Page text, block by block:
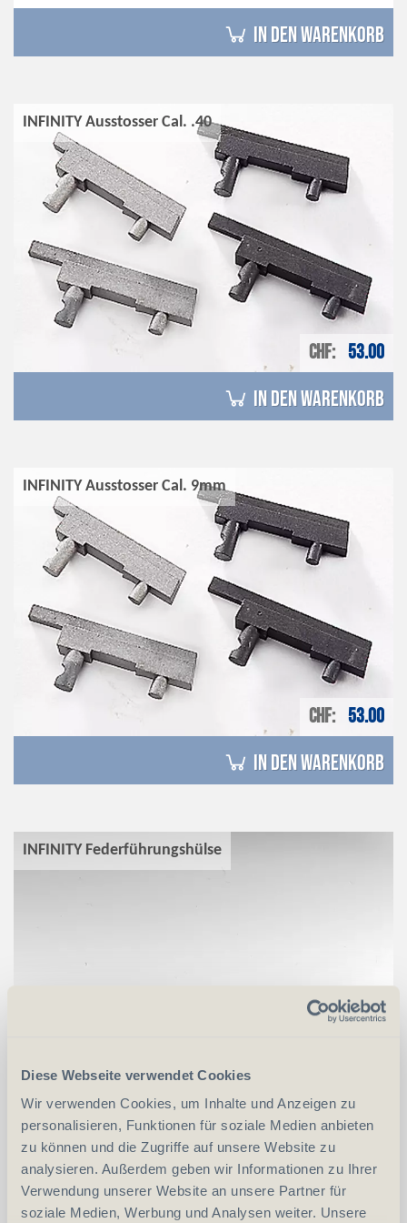
Diese Webseite verwendet Cookies
Wir verwenden Cookies, um Inhalte und Anzeigen zu
personalisieren, Funktionen für soziale Medien anbieten
zu können und die Zugriffe auf unsere Website zu
analysieren. Außerdem geben wir Informationen zu Ihrer
Verwendung unserer Website an unsere Partner für
soziale Medien, Werbung und Analysen weiter. Unsere
in den Warenkorb
INFINITY Ausstosser Cal. .40
CHF 53.00
in den Warenkorb
INFINITY Ausstosser Cal. 9mm
CHF 53.00
in den Warenkorb
INFINITY Federführungshülse
CHF